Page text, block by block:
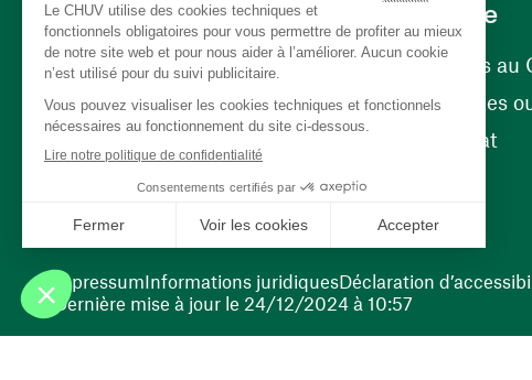
(ouvre une nouvelle fenêtre)
(ouvre une nouvelle fenêtre)
Carrière
Carrières au
Nos postes
Bénévolat
Dernière mise à jour le 24/12/2024 à 10:57
ImpressumInformations juridiquesDéclaration